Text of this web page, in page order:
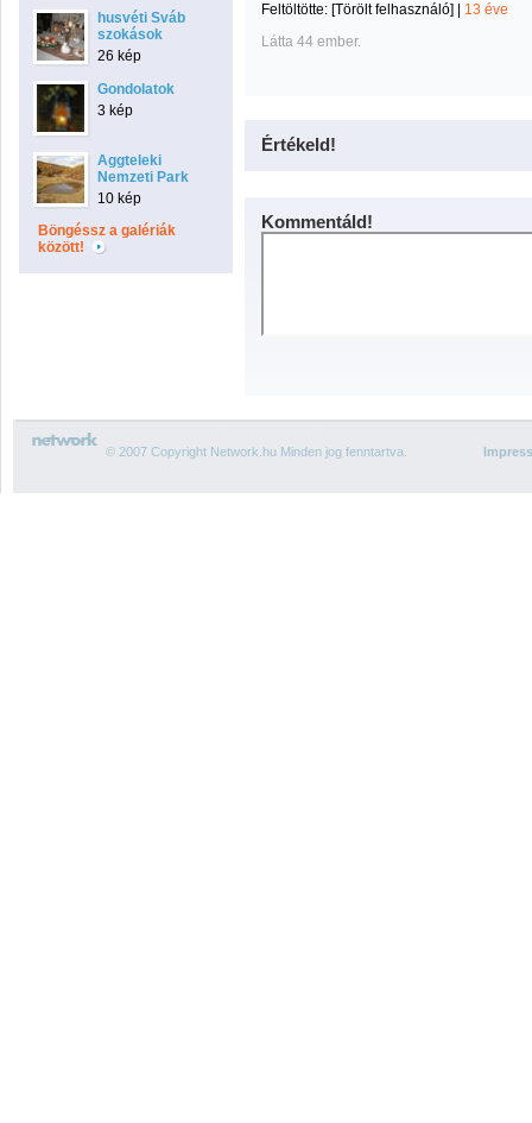
husvéti Sváb
szokások
26 kép
Gondolatok
3 kép
Aggteleki
Nemzeti Park
10 kép
Böngéssz a galériák
között!
Feltöltötte: [Törölt felhasználó]
13 éve
Látta 44 ember.
Értékeld!
Kommentáld!
© 2007 Copyright Network.hu Minden jog fenntartva.